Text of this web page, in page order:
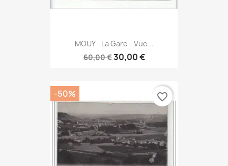
MOUY - La Gare - Vue...
60,00 €30,00 €
-50% favorite_border